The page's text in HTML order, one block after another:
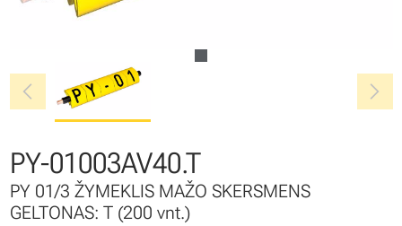
chevron_left chevron_right
PY-01003AV40.T
PY 01/3 ŽYMEKLIS MAŽO SKERSMENS
GELTONAS: T (200 vnt.)